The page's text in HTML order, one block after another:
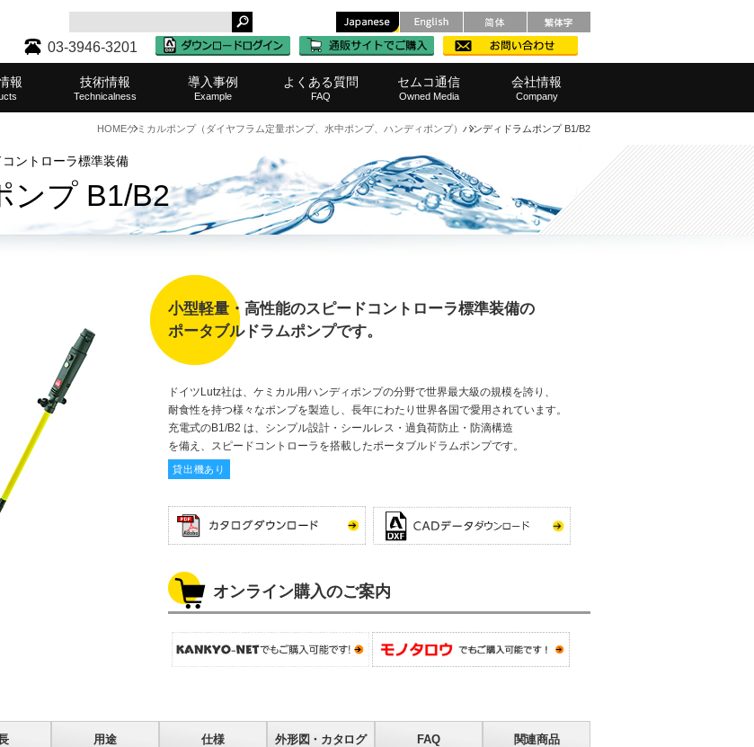
報 技術情報
Technicalness
導入事例
Example
表面処理
半導体・液晶
水処理
農業
化学・薬品
医療
水産業
食品・化粧品
その他
よくある質問
FAQ
水質測定器
ケミカルポンプ
攪拌機(撹拌機)
中和装置
タンク・レベル計
水耕栽培機
濾過（ろ過）器
その他製品
取扱製品・範囲
ご購入・窓口
業務範囲
サポート・メンテナンス
セムコ通信
Owned Media
会社情報
Company
代表挨拶
会社概要
経営理念
事業所へのアクセス
SDGsへの取り組み
採用情報
03-3946-3201
HOMEケミカルポンプ（ダイヤフラム定量ポンプ、水中ポンプ、ハンディポンプ） ハンディドラムポンプ B1/B2
ントローラ標準装備
ンプ B1/B2
小型軽量・高性能のスピードコントローラ標準装備の
ポータブルドラムポンプです。
ドイツLutz社は、ケミカル用ハンディポンプの分野で世界最大級の規模を誇り、
耐食性を持つ様々なポンプを製造し、長年にわたり世界各国で愛用されています。
充電式のB1/B2 は、シンプル設計・シールレス・過負荷防止・防滴構造
を備え、スピードコントローラを搭載したポータブルドラムポンプです。
貸出機あり
オンライン購入のご案内
用途 仕様 外形図・カタログ FAQ 関連商品